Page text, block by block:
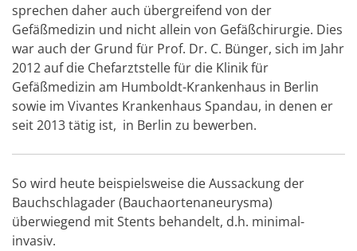
sprechen daher auch übergreifend von der
Gefäßmedizin und nicht allein von Gefäßchirurgie. Dies
war auch der Grund für Prof. Dr. C. Bünger, sich im Jahr
2012 auf die Chefarztstelle für die Klinik für
Gefäßmedizin am Humboldt-Krankenhaus in Berlin
sowie im Vivantes Krankenhaus Spandau, in denen er
seit 2013 tätig ist, in Berlin zu bewerben.
So wird heute beispielsweise die Aussackung der
Bauchschlagader (Bauchaortenaneurysma)
überwiegend mit Stents behandelt, d.h. minimal-
invasiv.